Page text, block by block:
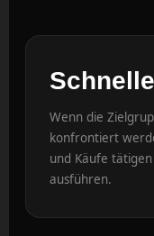
Wenn die
konfrontiert
und Käufe
ausführen.